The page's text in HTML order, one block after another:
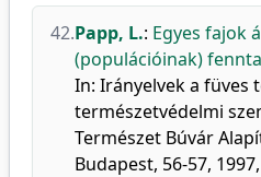
42.Papp, L.: Egyes fajok
(populációinak)
In: Irányelvek a füves
természetvédelmi
Természet Búvár
Budapest, 56-57,